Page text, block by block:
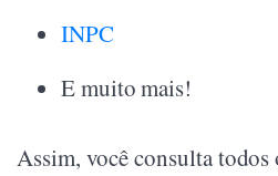
INPC
E muito mais!
Assim, você consulta todos